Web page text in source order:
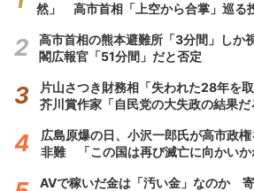
然」 高市首相「上空から合掌」巡る
高市首相の熊本避難所「3分間」し
閣広報官「51分間」だと否定
片山さつき財務相「失われた28年を
芥川賞作家「自民党の大失政の結果だ
広島原爆の日、小沢一郎氏が高市政
非難 「この国は再び滅亡に向かいか
AVで稼いだ金は「汚い金」なのか